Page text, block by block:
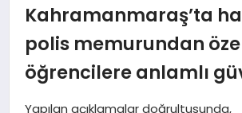
EĞITIM
Kahramanmaraş’ta
polis memurundan
öğrencilere anlamlı
Yapılan açıklamalar doğrultusunda,